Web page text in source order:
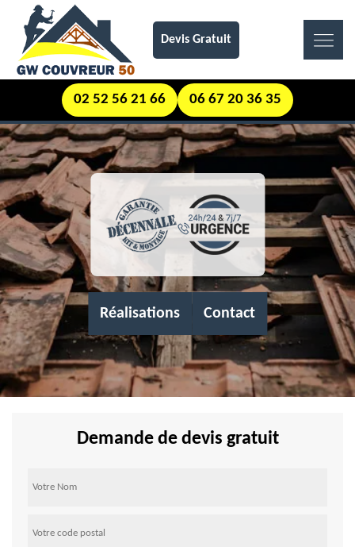
Devis Gratuit
02 52 56 21 66 06 67 20 36 35
Réalisations Contact
Demande de devis gratuit